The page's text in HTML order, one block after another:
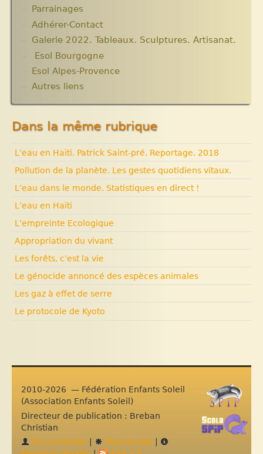
Les micro-crédits
Changer le monde. Réflexions sur l’aide
internationale. 5 articles
Lutter contre l’extrême pauvreté. Victimes et
acteurs.10 articles.
Solidarité internationale. Autour d’Haïti.
Cité Soleil.
Histoire d’Haïti. Histoire et Vaudou.
Parrainages
Adhérer-Contact
Galerie 2022. Tableaux. Sculptures. Artisanat.
Esol Bourgogne
ACTUALITES
Archives
Esol Alpes-Provence
Autres liens
Dans la même rubrique
L’eau en Haïti. Patrick Saint-pré. Reportage. 2018
Pollution de la planète. Les gestes quotidiens vitaux.
L’eau dans le monde. Statistiques en direct !
L’eau en Haïti
L’empreinte Ecologique
Appropriation du vivant
Les forêts, c’est la vie
Le génocide annoncé des espèces animales
Les gaz à effet de serre
Le protocole de Kyoto
2010-2026 — Fédération Enfants Soleil
(Association Enfants Soleil)
Directeur de publication : Breban
Christian
Se connecter
Plan du site